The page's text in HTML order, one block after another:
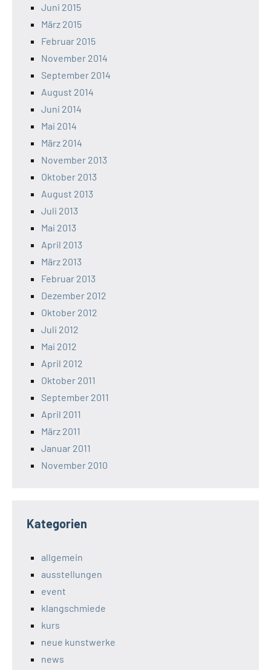
Juni 2015
März 2015
Februar 2015
November 2014
September 2014
August 2014
Juni 2014
Mai 2014
März 2014
November 2013
Oktober 2013
August 2013
Juli 2013
Mai 2013
April 2013
März 2013
Februar 2013
Dezember 2012
Oktober 2012
Juli 2012
Mai 2012
April 2012
Oktober 2011
September 2011
April 2011
März 2011
Januar 2011
November 2010
Kategorien
allgemein
ausstellungen
event
klangschmiede
kurs
neue kunstwerke
news